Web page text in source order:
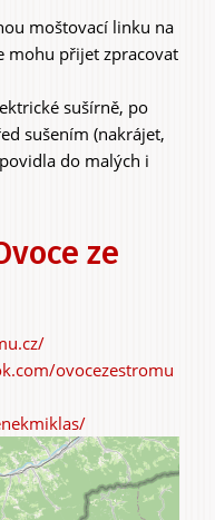
moštovací linku na
mohu přijet zpracovat
sušírně, po
sušením (nakrájet,
do malých i
ze
ovocezestromu